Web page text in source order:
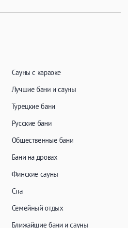
Сауны с караоке
Лучшие бани и сауны
Турецкие бани
Русские бани
Общественные бани
Бани на дровах
Финские сауны
Спа
Семейный отдых
Ближайшие бани и сауны